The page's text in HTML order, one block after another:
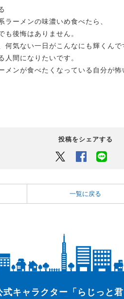
ラーメンの味濃いめ食べたら、
も後悔はありません。
何気ない一日がこんなにも輝くんで
人間になりたいです。
メンが食べたくなっている自分が怖
投稿をシェアする
Twitter Facebook
一覧に戻る
キャラクター「らじっと君